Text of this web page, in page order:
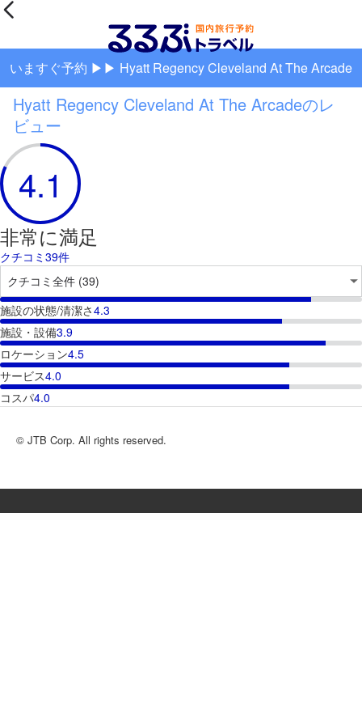
いますぐ予約 ▶▶ Hyatt Regency Cleveland At The Arcade
Hyatt Regency Cleveland At The Arcadeのレ
ビュー
4.1
非常に満足
クチコミ39件
施設の状態/清潔さ4.3
施設・設備3.9
ロケーション4.5
サービス4.0
コスパ4.0
© JTB Corp. All rights reserved.